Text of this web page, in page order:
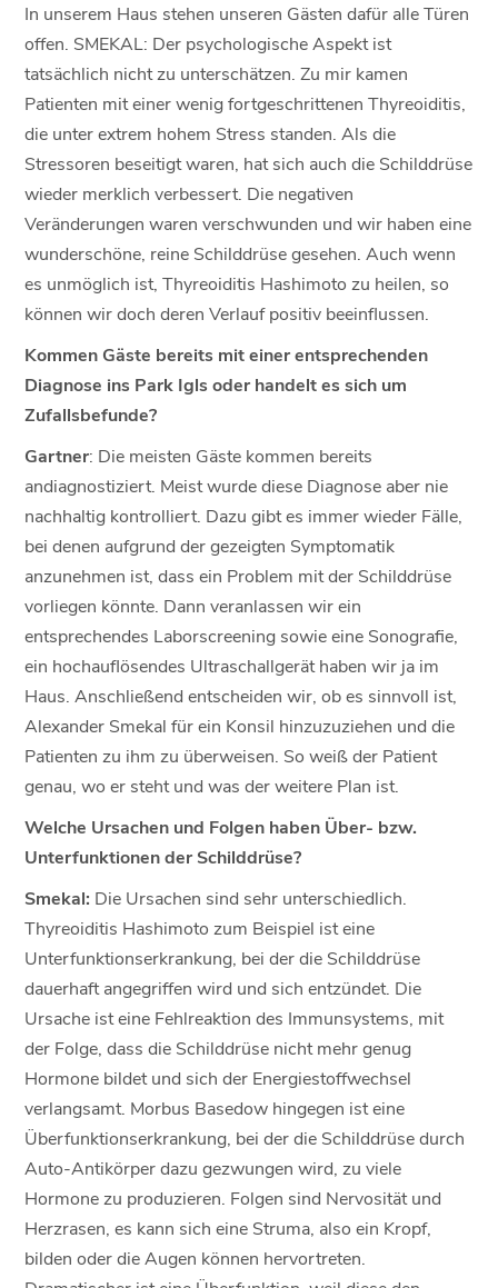
In unserem Haus stehen unseren Gästen dafür alle Türen
offen. SMEKAL: Der psychologische Aspekt ist
tatsächlich nicht zu unterschätzen. Zu mir kamen
Patienten mit einer wenig fortgeschrittenen Thyreoiditis,
die unter extrem hohem Stress standen. Als die
Stressoren beseitigt waren, hat sich auch die Schilddrüse
wieder merklich verbessert. Die negativen
Veränderungen waren verschwunden und wir haben eine
wunderschöne, reine Schilddrüse gesehen. Auch wenn
es unmöglich ist, Thyreoiditis Hashimoto zu heilen, so
können wir doch deren Verlauf positiv beeinflussen.
Kommen Gäste bereits mit einer entsprechenden
Diagnose ins Park Igls oder handelt es sich um
Zufallsbefunde?
Gartner: Die meisten Gäste kommen bereits
andiagnostiziert. Meist wurde diese Diagnose aber nie
nachhaltig kontrolliert. Dazu gibt es immer wieder Fälle,
bei denen aufgrund der gezeigten Symptomatik
anzunehmen ist, dass ein Problem mit der Schilddrüse
vorliegen könnte. Dann veranlassen wir ein
entsprechendes Laborscreening sowie eine Sonografie,
ein hochauflösendes Ultraschallgerät haben wir ja im
Haus. Anschließend entscheiden wir, ob es sinnvoll ist,
Alexander Smekal für ein Konsil hinzuzuziehen und die
Patienten zu ihm zu überweisen. So weiß der Patient
genau, wo er steht und was der weitere Plan ist.
Welche Ursachen und Folgen haben Über- bzw.
Unterfunktionen der Schilddrüse?
Smekal: Die Ursachen sind sehr unterschiedlich.
Thyreoiditis Hashimoto zum Beispiel ist eine
Unterfunktionserkrankung, bei der die Schilddrüse
dauerhaft angegriffen wird und sich entzündet. Die
Ursache ist eine Fehlreaktion des Immunsystems, mit
der Folge, dass die Schilddrüse nicht mehr genug
Hormone bildet und sich der Energiestoffwechsel
verlangsamt. Morbus Basedow hingegen ist eine
Überfunktionserkrankung, bei der die Schilddrüse durch
Auto-Antikörper dazu gezwungen wird, zu viele
Hormone zu produzieren. Folgen sind Nervosität und
Herzrasen, es kann sich eine Struma, also ein Kropf,
bilden oder die Augen können hervortreten.